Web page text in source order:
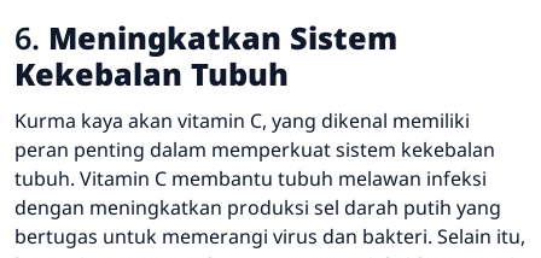
6. Meningkatkan Sistem
Kekebalan Tubuh
Kurma kaya akan vitamin C, yang dikenal memiliki
peran penting dalam memperkuat sistem kekebalan
tubuh. Vitamin C membantu tubuh melawan infeksi
dengan meningkatkan produksi sel darah putih yang
bertugas untuk memerangi virus dan bakteri. Selain itu,